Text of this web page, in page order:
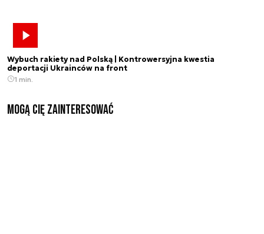
Wybuch rakiety nad Polską | Kontrowersyjna kwestia
deportacji Ukrainców na front
1 min.
Mogą Cię zainteresować